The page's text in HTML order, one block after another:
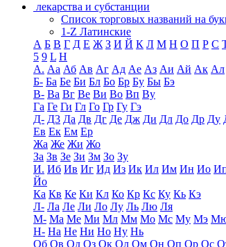
лекарства и субстанции
Список торговых названий на
1-Z Латинские
А Б В Г Д Е Ж З И Й К Л М Н О П Р С
5 9 L H
А. Аа Аб Ав Аг Ад Ае Аз Аи Ай Ак Ал
Б- Ба Бе Би Бл Бо Бр Бу Бы Бэ
В- Ва Вг Ве Ви Во Вп Ву
Га Ге Ги Гл Го Гр Гу Гэ
Д- Д3 Да Дв Дг Де Дж Ди Дл До Др Ду
Ев Ек Ем Ер
Жа Же Жи Жо
За Зв Зе Зи Зм Зо Зу
И. Иб Ив Иг Ид Из Ик Ил Им Ин Ио
Йо
Ка Кв Ке Ки Кл Ко Кр Кс Ку Кь Кэ
Л- Ла Ле Ли Ло Лу Ль Лю Ля
М- Ма Ме Ми Мл Мм Мо Мс Му Мэ
Н- На Не Ни Но Ну Нь
Об Ов Од Оз Ок Ол Ом Он Оп Ор Ос